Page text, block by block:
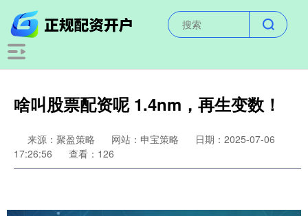
啥叫股票配资呢 1.4nm，再生变数！
来源：聚盈策略 网站：申宝策略
日期：2025-07-06
17:26:56
查看：126